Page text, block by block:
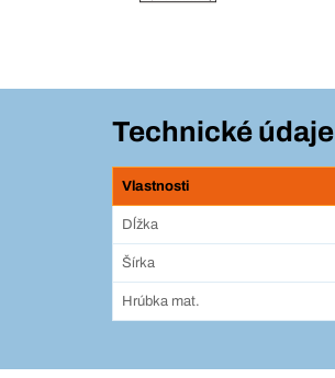
Technické údaje
Vlastnosti
Dĺžka
Šírka
Hrúbka mat.